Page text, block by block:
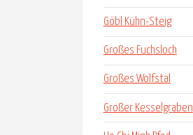
Göbl Kühn-Steig
Großes Fuchsloch
Großes Wolfstal
Großer Kesselgraben